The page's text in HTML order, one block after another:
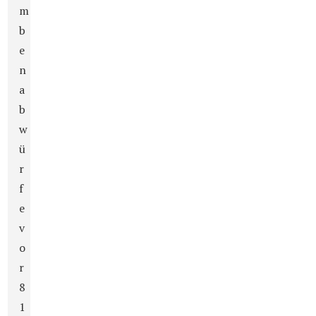
m
b
e
n
a
b
w
ü
r
f
e
v
o
r
8
1